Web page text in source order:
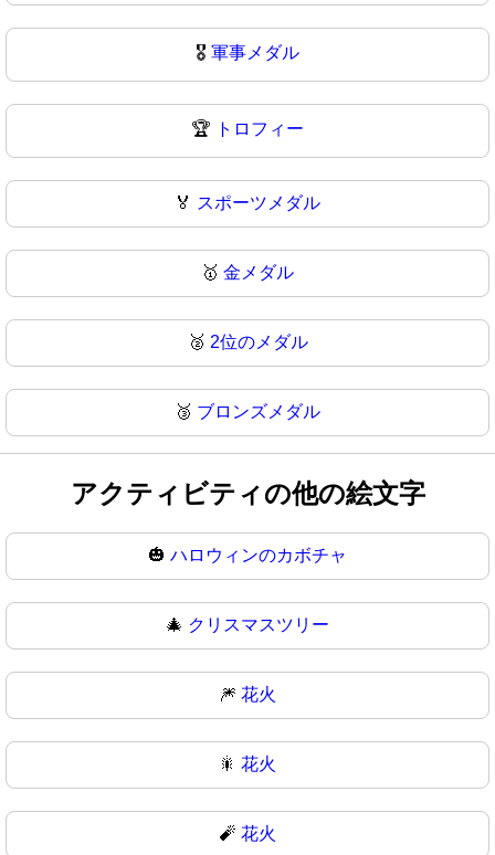
🎖 軍事メダル
🏆 トロフィー
🏅 スポーツメダル
🥇 金メダル
🥈 2位のメダル
🥉 ブロンズメダル
アクティビティの他の絵文字
🎃 ハロウィンのカボチャ
🎄 クリスマスツリー
🎆 花火
🎇 花火
🧨 花火